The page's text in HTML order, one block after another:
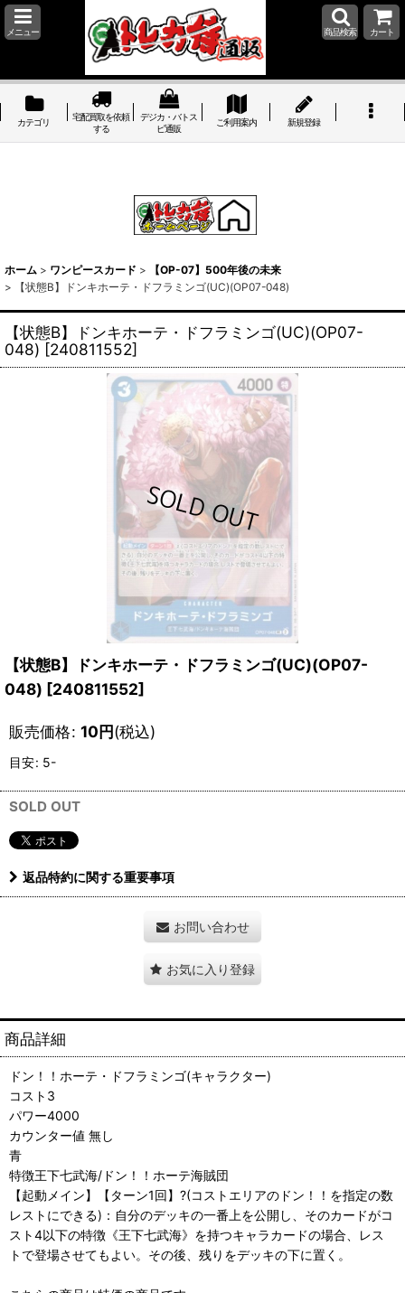
メニュー 商品検索 カート
カテゴリ
宅配買取を依頼
する
デジカ・バトス
ピ通販
ご利用案内 新規登録
ホーム > ワンピースカード >
【OP-07】500年後の未来
>
【状態B】ドンキホーテ・ドフラミンゴ(UC)(OP07-048)
【状態B】ドンキホーテ・ドフラミンゴ(UC)(OP07-
048) [240811552]
【状態B】ドンキホーテ・ドフラミンゴ(UC)(OP07-
048) [240811552]
販売価格: 10円(税込)
目安: 5-
SOLD OUT
返品特約に関する重要事項
お問い合わせ
お気に入り登録
商品詳細
ドン！！ホーテ・ドフラミンゴ(キャラクター)
コスト3
パワー4000
カウンター値 無し
青
特徴王下七武海/ドン！！ホーテ海賊団
【起動メイン】【ターン1回】?(コストエリアのドン！！を指定の数
レストにできる)：自分のデッキの一番上を公開し、そのカードがコ
スト4以下の特徴《王下七武海》を持つキャラカードの場合、レス
トで登場させてもよい。その後、残りをデッキの下に置く。